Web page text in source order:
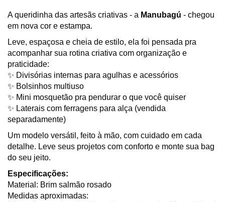
A queridinha das artesãs criativas - a Manubagú - chegou
em nova cor e estampa.
Leve, espaçosa e cheia de estilo, ela foi pensada pra
acompanhar sua rotina criativa com organização e
praticidade:
✨ Divisórias internas para agulhas e acessórios
✨ Bolsinhos multiuso
✨ Mini mosquetão pra pendurar o que você quiser
✨ Laterais com ferragens para alça (vendida
separadamente)
Um modelo versátil, feito à mão, com cuidado em cada
detalhe. Leve seus projetos com conforto e monte sua bag
do seu jeito.
Especificações:
Material: Brim salmão rosado
Medidas aproximadas: